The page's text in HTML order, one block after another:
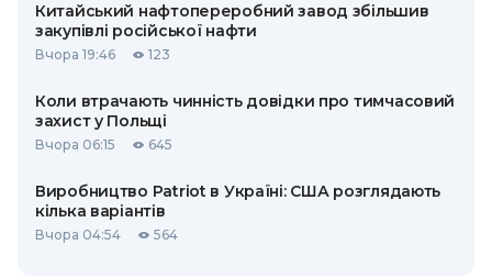
Китайський нафтопереробний завод збільшив
закупівлі російської нафти
Вчора 19:46 123
Коли втрачають чинність довідки про тимчасовий
захист у Польщі
Вчора 06:15 645
Виробництво Patriot в Україні: США розглядають
кілька варіантів
Вчора 04:54 564